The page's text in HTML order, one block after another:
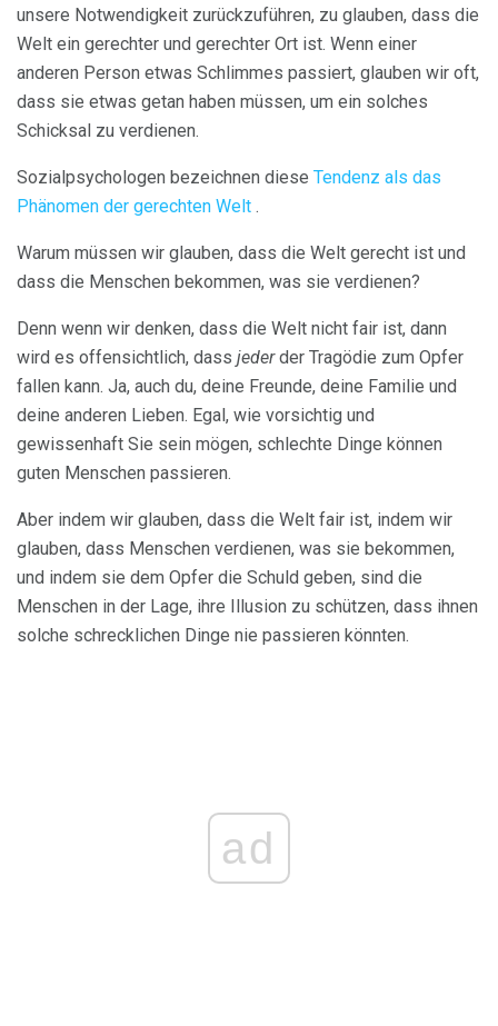
unsere Notwendigkeit zurückzuführen, zu glauben, dass die
Welt ein gerechter und gerechter Ort ist. Wenn einer
anderen Person etwas Schlimmes passiert, glauben wir oft,
dass sie etwas getan haben müssen, um ein solches
Schicksal zu verdienen.
Sozialpsychologen bezeichnen diese Tendenz als das
Phänomen der gerechten Welt .
Warum müssen wir glauben, dass die Welt gerecht ist und
dass die Menschen bekommen, was sie verdienen?
Denn wenn wir denken, dass die Welt nicht fair ist, dann
wird es offensichtlich, dass jederder Tragödie zum Opfer
fallen kann. Ja, auch du, deine Freunde, deine Familie und
deine anderen Lieben. Egal, wie vorsichtig und
gewissenhaft Sie sein mögen, schlechte Dinge können
guten Menschen passieren.
Aber indem wir glauben, dass die Welt fair ist, indem wir
glauben, dass Menschen verdienen, was sie bekommen,
und indem sie dem Opfer die Schuld geben, sind die
Menschen in der Lage, ihre Illusion zu schützen, dass ihnen
solche schrecklichen Dinge nie passieren könnten.
ad